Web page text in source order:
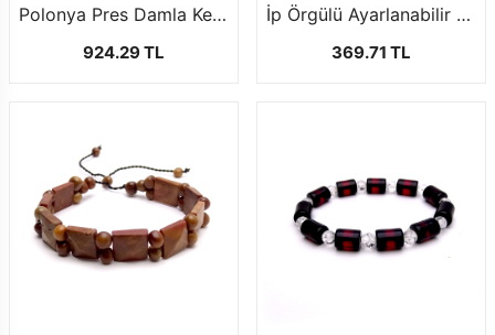
Polonya Pres Damla Kehribar Bileklik
924.29 TL
İp Örgülü Ayarlanabilir Kuka Bileklik
369.71 TL